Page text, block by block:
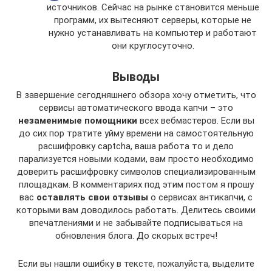
источников. Сейчас на рынке становится меньше
программ, их вытесняют серверы, которые не
нужно устанавливать на компьютер и работают
они круглосуточно.
Выводы
В завершение сегодняшнего обзора хочу отметить, что
сервисы автоматического ввода капчи – это
незаменимые помощники всех вебмастеров. Если вы
до сих пор тратите уйму времени на самостоятельную
расшифровку captcha, ваша работа то и дело
парализуется новыми кодами, вам просто необходимо
доверить расшифровку символов специализированным
площадкам. В комментариях под этим постом я прошу
вас оставлять свои отзывы о сервисах антикапчи, с
которыми вам доводилось работать. Делитесь своими
впечатлениями и не забывайте подписываться на
обновления блога. До скорых встреч!
Если вы нашли ошибку в тексте, пожалуйста, выделите